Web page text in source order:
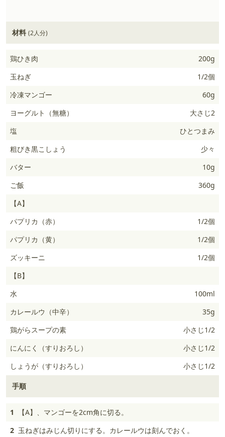
材料 (2人分)
鶏ひき肉
200g
玉ねぎ
1/2個
冷凍マンゴー
60g
ヨーグルト（無糖）
大さじ2
塩
ひとつまみ
粗びき黒こしょう
少々
バター
10g
ご飯
360g
【A】
パプリカ（赤）
1/2個
パプリカ（黄）
1/2個
ズッキーニ
1/2個
【B】
水
100ml
カレールウ（中辛）
35g
鶏がらスープの素
小さじ1/2
にんにく（すりおろし）
小さじ1/2
しょうが（すりおろし）
小さじ1/2
手順
1
【A】、マンゴーを2cm角に切る。
2 玉ねぎはみじん切りにする。カレールウは刻んでおく。